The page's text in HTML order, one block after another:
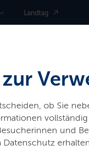
ob Sie
und
Landtag